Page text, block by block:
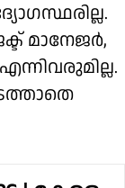
മാനേജർ,